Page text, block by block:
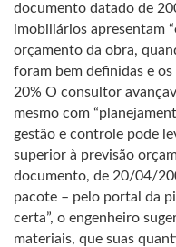
documento datado de
imobiliários apresentam
orçamento da obra,
foram bem definidas e
20% O consultor
mesmo com
gestão e controle pode
superior à previsão
documento, de 20/04/
pacote – pelo portal da
certa”, o engenheiro
materiais, que suas